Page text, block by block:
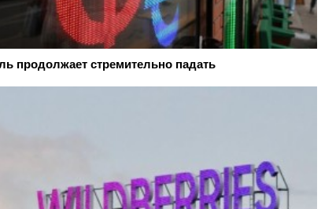
продолжает стремительно падать